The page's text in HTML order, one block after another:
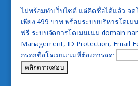
ไม่พร้อมทำเว็บไซต์ แต่คิดชื่อได้แล้ว จด
เพียง 499 บาท พร้อมระบบบริหารโดเม
ฟรี ระบบจัดการโดเมนเนม domain
Management, ID Protection, Email
กรอกชื่อโดเมนเนมที่ต้องการจด: